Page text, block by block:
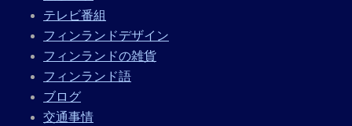
テレビ番組
フィンランドデザイン
フィンランドの雑貨
フィンランド語
ブログ
交通事情